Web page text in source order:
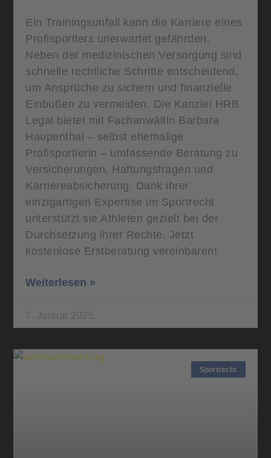
Ein Trainingsunfall kann die Karriere eines
Profisportlers unerwartet gefährden.
Neben der medizinischen Versorgung sind
schnelle rechtliche Schritte entscheidend,
um Ansprüche zu sichern und finanzielle
Einbußen zu vermeiden. Die Kanzlei HRB
Legal bietet mit Fachanwältin Barbara
Haupenthal – selbst ehemalige
Profisportlerin – umfassende Beratung zu
Versicherungen, Haftungsfragen und
Karriereabsicherung. Dank ihrer
einzigartigen Expertise im Sportrecht
unterstützt sie Athleten gezielt bei der
Durchsetzung ihrer Rechte. Jetzt
kostenlose Erstberatung vereinbaren!
Weiterlesen »
7. Januar 2025
Sportrecht